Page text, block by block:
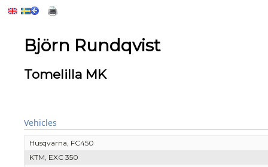
Björn Rundqvist
Tomelilla MK
Vehicles
Husqvarna, FC450
KTM, EXC 350